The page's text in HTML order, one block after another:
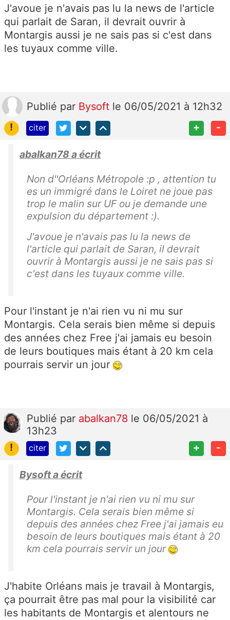
J'avoue je n'avais pas lu la news de l'article
qui parlait de Saran, il devrait ouvrir à
Montargis aussi je ne sais pas si c'est dans
les tuyaux comme ville.
Publié par Bysoft le 06/05/2021 à 12h32
!
citer + -
abalkan78 a écrit
Non d''Orléans Métropole :p , attention tu
es un immigré dans le Loiret ne joue pas
trop le malin sur UF ou je demande une
expulsion du département :).
J'avoue je n'avais pas lu la news de
l'article qui parlait de Saran, il devrait
ouvrir à Montargis aussi je ne sais pas si
c'est dans les tuyaux comme ville.
Pour l'instant je n'ai rien vu ni mu sur
Montargis. Cela serais bien même si depuis
des années chez Free j'ai jamais eu besoin
de leurs boutiques mais étant à 20 km cela
pourrais servir un jour
Publié par abalkan78 le 06/05/2021 à
13h23
!
citer + -
Bysoft a écrit
Pour l'instant je n'ai rien vu ni mu sur
Montargis. Cela serais bien même si
depuis des années chez Free j'ai jamais eu
besoin de leurs boutiques mais étant à 20
km cela pourrais servir un jour
J'habite Orléans mais je travail à Montargis,
ça pourrait être pas mal pour la visibilité car
les habitants de Montargis et alentours ne